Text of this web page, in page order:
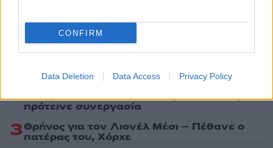
CONFIRM
Data Deletion Data Access Privacy Policy
Πιο δημοφιλή
1 Κωνσταντίνος Αργυρός και Αλεξάνδρα
Νίκα κάνουν διακοπές με πολυτελές γιοτ
έπαιζε Τσιτσάνη στο Φισκάρδο και τους
πρότεινε συνεργασία
3Θρήνος για τον Λιονέλ Μέσι – Πέθανε ο
πατέρας του, Χόρχε